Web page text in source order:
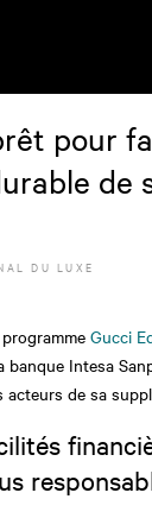
pour
de
DU LUXE
programmeGucci
banque Intesa
de sa